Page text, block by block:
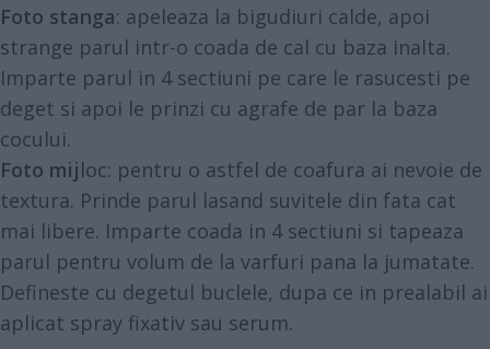
Foto stanga: apeleaza la bigudiuri calde, apoi
strange parul intr-o coada de cal cu baza inalta.
Imparte parul in 4 sectiuni pe care le rasucesti pe
deget si apoi le prinzi cu agrafe de par la baza
cocului.
Foto mijloc: pentru o astfel de coafura ai nevoie de
textura. Prinde parul lasand suvitele din fata cat
mai libere. Imparte coada in 4 sectiuni si tapeaza
parul pentru volum de la varfuri pana la jumatate.
Defineste cu degetul buclele, dupa ce in prealabil ai
aplicat spray fixativ sau serum.